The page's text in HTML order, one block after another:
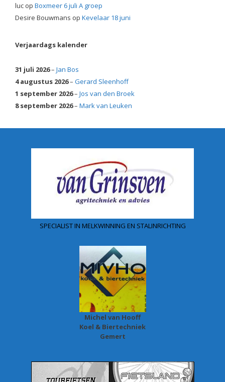
luc op Boxmeer 6 juli A groep
Desire Bouwmans op Kevelaar 18 juni
Verjaardags kalender
31 juli 2026– Jan Bos
4 augustus 2026– Gerard Sleenhoff
1 september 2026– Jos van den Broek
8 september 2026– Mark van Leuken
SPECIALIST IN MELKWINNING EN STALINRICHTING
Michel van Hooff
Koel & Biertechniek
Gemert